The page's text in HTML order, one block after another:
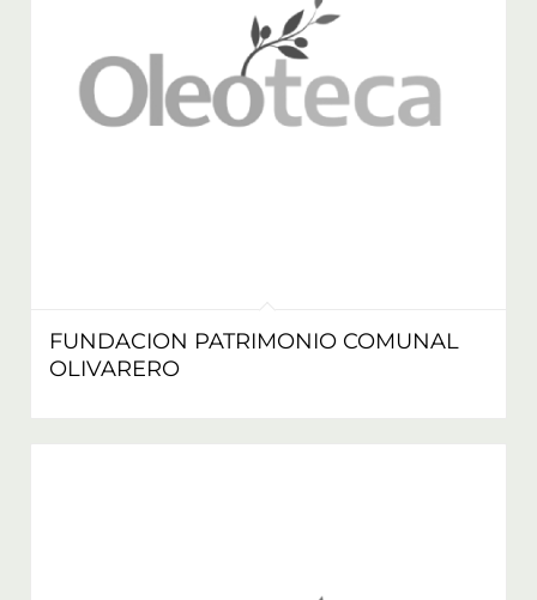
FUNDACION PATRIMONIO COMUNAL
OLIVARERO